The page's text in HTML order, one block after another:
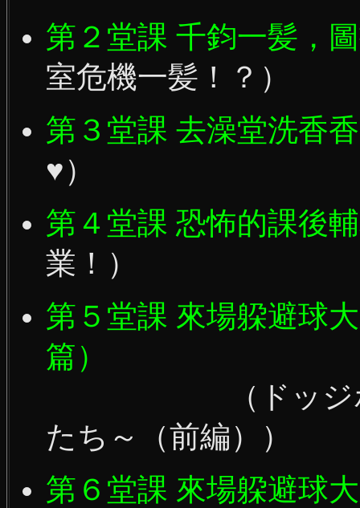
第２堂課 千鈞一髪，
室危機一髪！？）
第３堂課 去澡堂洗香
♥）
第４堂課 恐怖的課後
業！）
第５堂課 來場躱避球
篇）
（ドッジボール
たち～（前編））
第６堂課 來場躱避球